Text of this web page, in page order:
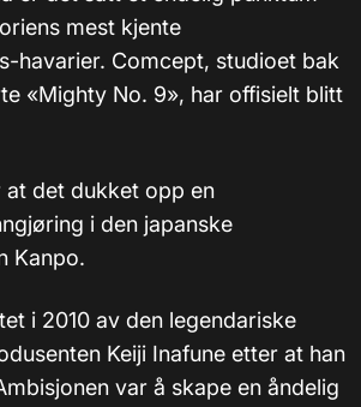
mest kjente
havarier. Comcept, studioet bak
«Mighty No. 9», har offisielt blitt
at det dukket opp en
i den japanske
Kanpo.
i 2010 av den legendariske
Keiji Inafune etter at han
var å skape en åndelig